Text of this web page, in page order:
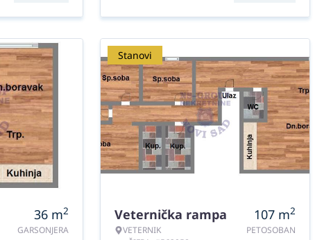
36 m2
GARSONJERA
Stanovi
Veternička rampa
VETERNIK
107 m2
PETOSOBAN